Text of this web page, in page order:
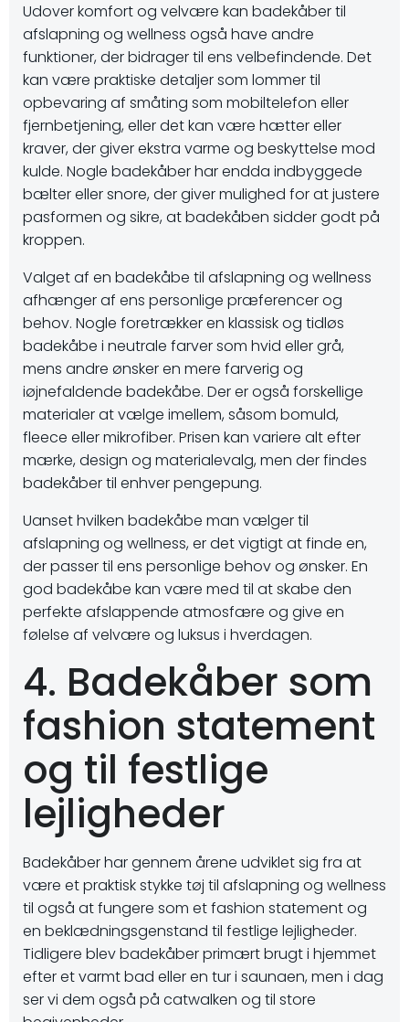
Udover komfort og velvære kan badekåber til
afslapning og wellness også have andre
funktioner, der bidrager til ens velbefindende. Det
kan være praktiske detaljer som lommer til
opbevaring af småting som mobiltelefon eller
fjernbetjening, eller det kan være hætter eller
kraver, der giver ekstra varme og beskyttelse mod
kulde. Nogle badekåber har endda indbyggede
bælter eller snore, der giver mulighed for at justere
pasformen og sikre, at badekåben sidder godt på
kroppen.
Valget af en badekåbe til afslapning og wellness
afhænger af ens personlige præferencer og
behov. Nogle foretrækker en klassisk og tidløs
badekåbe i neutrale farver som hvid eller grå,
mens andre ønsker en mere farverig og
iøjnefaldende badekåbe. Der er også forskellige
materialer at vælge imellem, såsom bomuld,
fleece eller mikrofiber. Prisen kan variere alt efter
mærke, design og materialevalg, men der findes
badekåber til enhver pengepung.
Uanset hvilken badekåbe man vælger til
afslapning og wellness, er det vigtigt at finde en,
der passer til ens personlige behov og ønsker. En
god badekåbe kan være med til at skabe den
perfekte afslappende atmosfære og give en
følelse af velvære og luksus i hverdagen.
4. Badekåber som
fashion statement
og til festlige
lejligheder
Badekåber har gennem årene udviklet sig fra at
være et praktisk stykke tøj til afslapning og wellness
til også at fungere som et fashion statement og
en beklædningsgenstand til festlige lejligheder.
Tidligere blev badekåber primært brugt i hjemmet
efter et varmt bad eller en tur i saunaen, men i dag
ser vi dem også på catwalken og til store